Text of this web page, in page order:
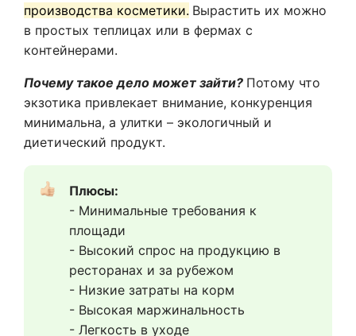
производства косметики. Вырастить их можно
в простых теплицах или в фермах с
контейнерами.
Почему такое дело может зайти? Потому что
экзотика привлекает внимание, конкуренция
минимальна, а улитки – экологичный и
диетический продукт.
Плюсы:
- Минимальные требования к
площади
- Высокий спрос на продукцию в
ресторанах и за рубежом
- Низкие затраты на корм
- Высокая маржинальность
- Легкость в уходе